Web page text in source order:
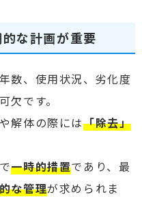
な計画が重要
数、使用状況、劣化度
欠です。
解体の際には「除去」
一時的措置であり、最
な管理が求められま